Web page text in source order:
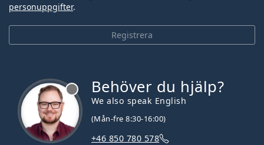
Registrera
personuppgifter.
Behöver du hjälp?
We also speak English
(Mån-fre 8:30-16:00)
+46 850 780 578